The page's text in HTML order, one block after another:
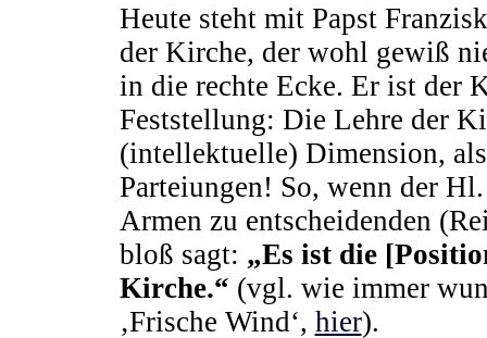
Heute steht mit Papst
der Kirche, der wohl gewiß
in die rechte Ecke. Er ist der
Feststellung: Die Lehre der
(intellektuelle) Dimension,
Parteiungen! So, wenn der
Armen zu entscheidenden
bloß sagt: „Es ist die
Kirche.“ (vgl. wie immer
‚Frische Wind‘, hier).